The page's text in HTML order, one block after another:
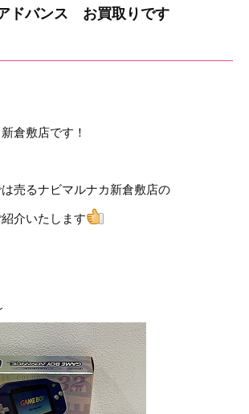
ドバンス お買取りです
倉敷店です！
売るナビマルナカ新倉敷店の
介いたします